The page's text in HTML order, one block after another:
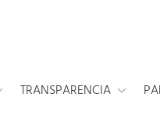
TRANSPARENCIA